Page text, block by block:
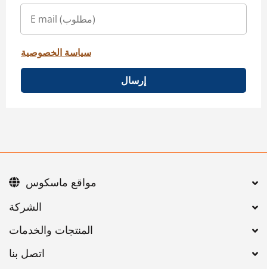
سياسة الخصوصية
إرسال
اتصل بنا
مواقع ماسكوس